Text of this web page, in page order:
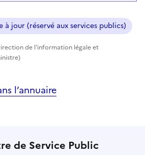
jour (réservé aux services publics)
de l'information légale et
l’annuaire
de Service Public